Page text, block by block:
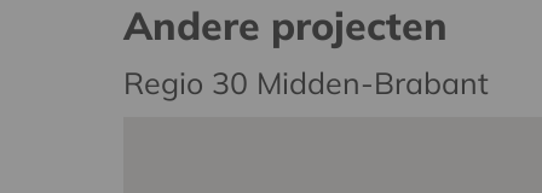
Andere projecten
Regio 30 Midden-Brabant